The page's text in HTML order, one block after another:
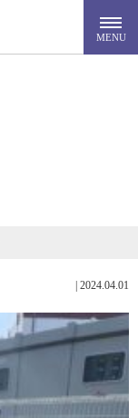
2024.04.01